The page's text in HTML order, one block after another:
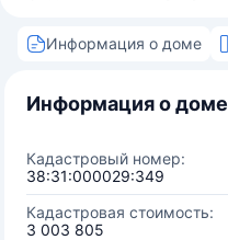
Информация о доме
Информация о доме
Кадастровый номер:
38:31:000029:349
Кадастровая стоимость:
3 003 805